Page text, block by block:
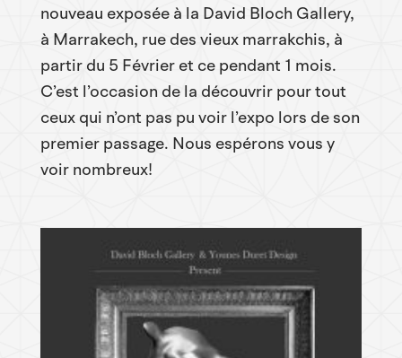
nouveau exposée à la David Bloch Gallery,
à Marrakech, rue des vieux marrakchis, à
partir du 5 Février et ce pendant 1 mois.
C’est l’occasion de la découvrir pour tout
ceux qui n’ont pas pu voir l’expo lors de son
premier passage. Nous espérons vous y
voir nombreux!